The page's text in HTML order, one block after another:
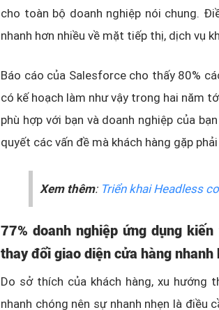
cho toàn bộ doanh nghiệp nói chung.
nhanh hơn nhiều về mặt tiếp thị, dịch vụ
Báo cáo của Salesforce cho thấy 80%
có kế hoạch làm như vậy trong hai năm
phù hợp với bạn và doanh nghiệp của
quyết các vấn đề mà khách hàng gặp
Xem thêm: Triển khai Headless
77% doanh nghiệp ứng dụng
thay đổi giao diện cửa hàng nhanh
Do sở thích của khách hàng, xu hướng
nhanh chóng nên sự nhanh nhẹn là